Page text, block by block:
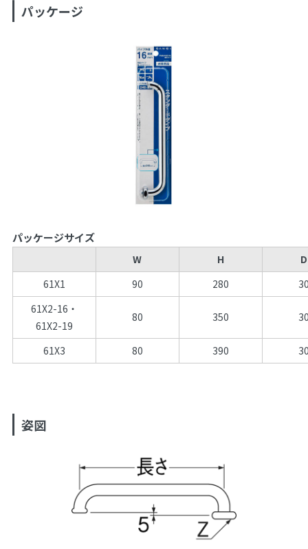
パッケージ
パッケージサイズ
W H
D
61X1
90 280
61X2-16・
61X2-19
80 350
61X3 80 390
姿図